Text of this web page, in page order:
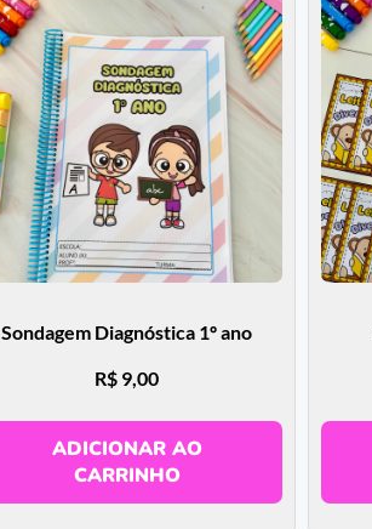
Sondagem Diagnóstica 1º ano
R$ 9,00
ADICIONAR AO
CARRINHO